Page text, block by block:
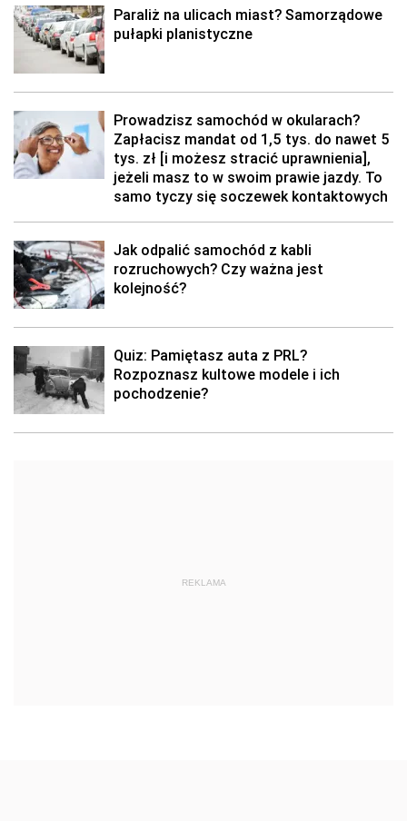
Paraliż na ulicach miast? Samorządowe
pułapki planistyczne
Prowadzisz samochód w okularach?
Zapłacisz mandat od 1,5 tys. do nawet 5
tys. zł [i możesz stracić uprawnienia],
jeżeli masz to w swoim prawie jazdy. To
samo tyczy się soczewek kontaktowych
Jak odpalić samochód z kabli
rozruchowych? Czy ważna jest
kolejność?
Quiz: Pamiętasz auta z PRL?
Rozpoznasz kultowe modele i ich
pochodzenie?
REKLAMA